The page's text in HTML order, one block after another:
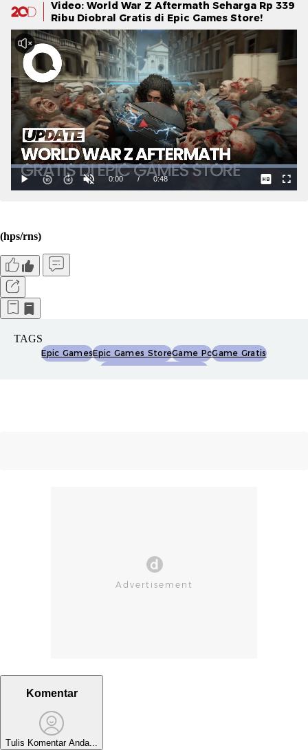
Video: World War Z Aftermath Seharga Rp 339
Ribu Diobral Gratis di Epic Games Store!
(hps/rns)
TAGS
Epic GamesEpic Games StoreGame PcGame Gratis
Game Gratis Epic Games
Komentar
Tulis Komentar Anda...